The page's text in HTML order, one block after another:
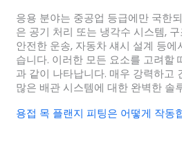
응용 분야는 중공업 등급에만 국한
은 공기 처리 또는 냉각수 시스템,
안전한 운송, 자동차 섀시 설계 등
습니다. 이러한 모든 요소를 고려할
과 같이 나타납니다. 매우 강력하고
많은 배관 시스템에 대한 완벽한 솔
용접 목 플랜지 피팅은 어떻게 작동